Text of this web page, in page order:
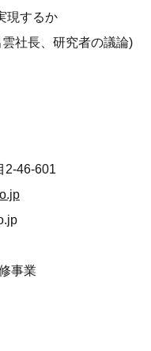
現するか
社長、研究者の議論)
2-46-601
事業